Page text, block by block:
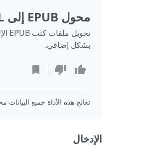
محول EPUB إلى HTML
بشكل إضافي.
تعالج هذه الأداة جميع
الإدخال